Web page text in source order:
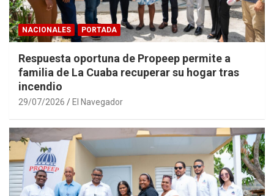
NACIONALES PORTADA
Respuesta oportuna de Propeep permite a
familia de La Cuaba recuperar su hogar tras
incendio
29/07/2026 El Navegador